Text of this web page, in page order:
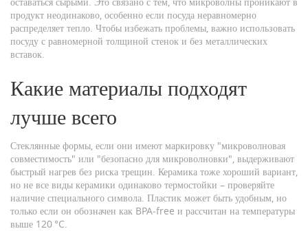
продукт неодинаково, особенно если посуда неравномерно
распределяет тепло. Чтобы избежать проблемы, важно использовать
посуду с равномерной толщиной стенок и без металлических
вставок.
Какие материалы подходят
лучше всего
Стеклянные формы, если они имеют маркировку "микроволновая
совместимость" или "безопасно для микроволновки", выдерживают
быстрый нагрев без риска трещин. Керамика тоже хороший вариант,
но не все виды керамики одинаково термостойки – проверяйте
наличие специального символа. Пластик может быть удобным, но
только если он обозначен как BPA‑free и рассчитан на температуры
выше 120 °C.